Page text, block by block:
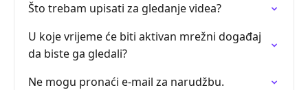
Što trebam upisati za gledanje videa?
U koje vrijeme će biti aktivan mrežni događaj
da biste ga gledali?
Ne mogu pronaći e-mail za narudžbu.